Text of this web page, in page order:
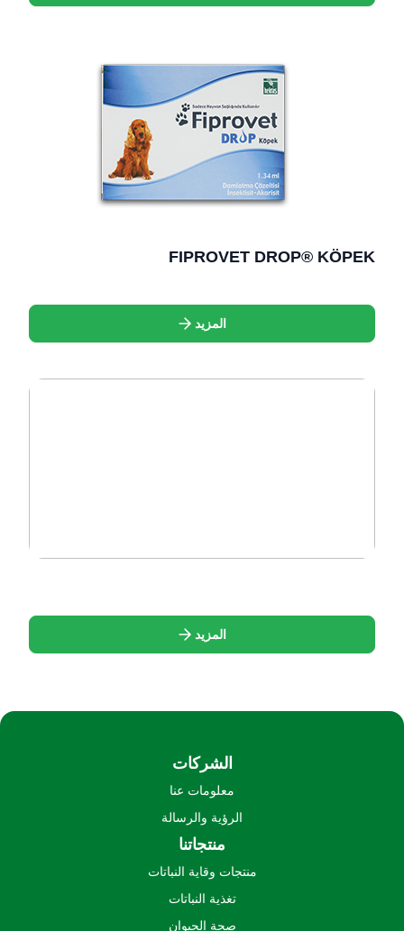
FIPROVET DROP® KÖPEK
المزيد
المزيد
الشركات
معلومات عنا
الرؤية والرسالة
منتجاتنا
منتجات وقاية النباتات
تغذية النباتات
صحة الحيوان